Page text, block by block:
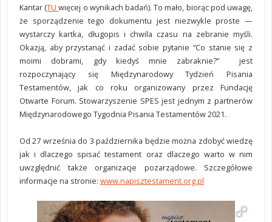
Kantar (TUwięcej o wynikach badań). To mało, biorąc pod uwagę,
że sporządzenie tego dokumentu jest niezwykle proste —
wystarczy kartka, długopis i chwila czasu na zebranie myśli.
Okazją, aby przystanąć i zadać sobie pytanie “Co stanie się z
moimi dobrami, gdy kiedyś mnie zabraknie?” jest
rozpoczynający się Międzynarodowy Tydzień Pisania
Testamentów, jak co roku organizowany przez Fundację
Otwarte Forum. Stowarzyszenie SPES jest jednym z partnerów
Międzynarodowego Tygodnia Pisania Testamentów 2021.
Od 27 września do 3 października będzie można zdobyć wiedzę
jak i dlaczego spisać testament oraz dlaczego warto w nim
uwzględnić także organizacje pozarządowe. Szczegółowe
informacje na stronie: www.napisztestament.org.pl